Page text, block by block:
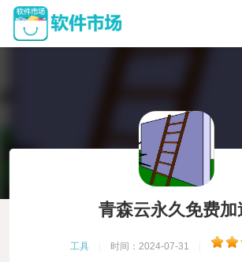
青森云永久免费加
工具 时间：2024-07-31